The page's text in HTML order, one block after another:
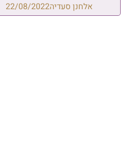
אלחנן סעדיה22/08/2022